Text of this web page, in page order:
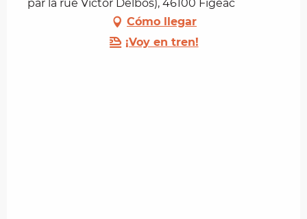
par la rue Victor Delbos), 46100 Figeac
Cómo llegar
¡Voy en tren!